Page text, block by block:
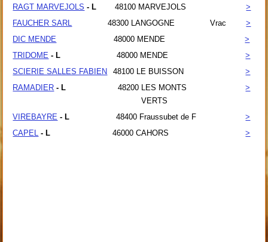
RAGT MARVEJOLS - L 48100 MARVEJOLS
>
FAUCHER SARL
48300 LANGOGNE Vrac
>
DIC MENDE
48000 MENDE
>
TRIDOME - L 48000 MENDE
>
SCIERIE SALLES FABIEN
48100 LE BUISSON
>
RAMADIER - L 48200
LES MONTS
VERTS
>
VIREBAYRE - L 48400 Fraussubet de F
>
CAPEL
- L 46000 CAHORS >